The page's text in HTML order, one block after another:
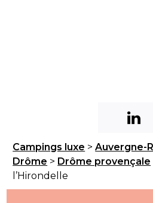
Campings luxe >Auvergne-
Drôme > Drôme provençale
l’Hirondelle